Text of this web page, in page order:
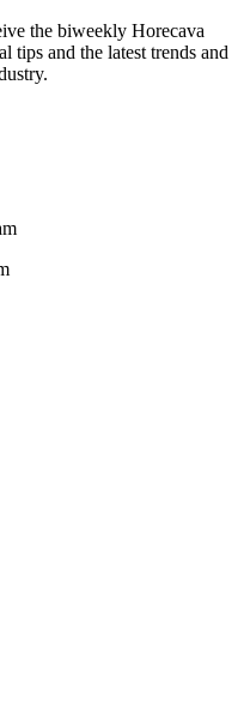
the biweekly Horecava
tips and the latest trends and